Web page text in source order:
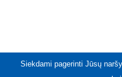
Siekdami pagerinti Jūsų